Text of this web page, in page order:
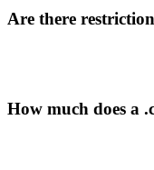
Are there
How much does a